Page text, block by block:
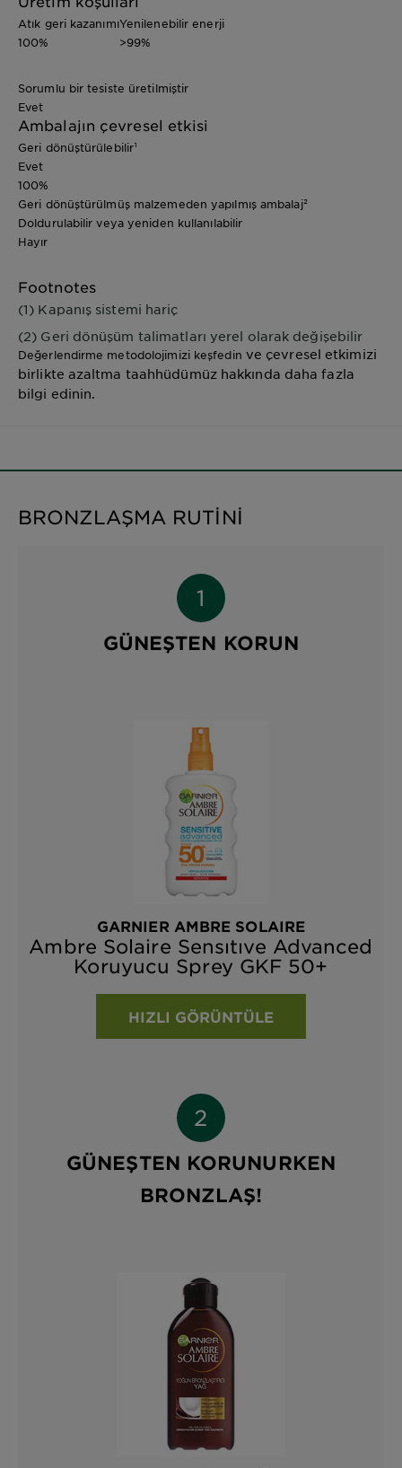
Atık geri kazanımı
100%
Yenilenebilir enerji
>99%
Sorumlu bir tesiste üretilmiştir
Evet
Ambalajın çevresel etkisi
Geri dönüştürülebilir¹
Evet
100%
Geri dönüştürülmüş malzemeden yapılmış ambalaj²
Doldurulabilir veya yeniden kullanılabilir
Hayır
Footnotes
(1) Kapanış sistemi hariç
(2) Geri dönüşüm talimatları yerel olarak değişebilir
Değerlendirme metodolojimizi keşfedin ve çevresel etkimizi
birlikte azaltma taahhüdümüz hakkında daha fazla
bilgi edinin.
BRONZLAŞMA RUTİNİ
GÜNEŞTEN KORUN
GARNIER AMBRE SOLAIRE
Ambre Solaire Sensıtıve Advanced
Koruyucu Sprey GKF 50+
HIZLI GÖRÜNTÜLE
GÜNEŞTEN KORUNURKEN
BRONZLAŞ!